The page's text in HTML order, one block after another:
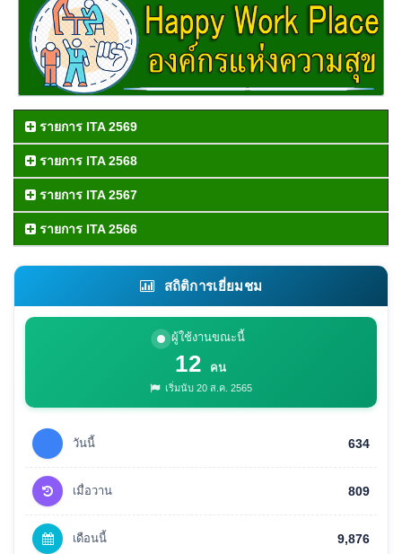
รายการ ITA 2569
รายการ ITA 2568
รายการ ITA 2567
รายการ ITA 2566
สถิติการเยี่ยมชม
ผู้ใช้งานขณะนี้
12 คน
เริ่มนับ 20 ส.ค. 2565
วันนี้ 634
เมื่อวาน 809
เดือนนี้ 9,876